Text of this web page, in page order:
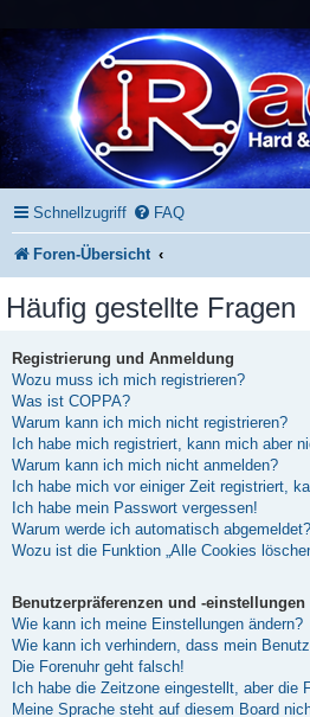
Schnellzugriff FAQ
Foren-Übersicht
Häufig gestellte Fragen
Registrierung und Anmeldung
Wozu muss ich mich registrieren?
Was ist COPPA?
Warum kann ich mich nicht registrieren?
Ich habe mich registriert, kann mich aber
Warum kann ich mich nicht anmelden?
Ich habe mich vor einiger Zeit registriert,
Ich habe mein Passwort vergessen!
Warum werde ich automatisch abgemeldet?
Wozu ist die Funktion „Alle Cookies
Benutzerpräferenzen und -einstellungen
Wie kann ich meine Einstellungen ändern?
Wie kann ich verhindern, dass mein
Die Forenuhr geht falsch!
Ich habe die Zeitzone eingestellt, aber die
Meine Sprache steht auf diesem Board